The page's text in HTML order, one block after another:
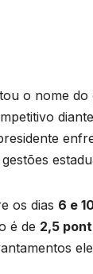
o nome
os dias 6 e
é de 2,5